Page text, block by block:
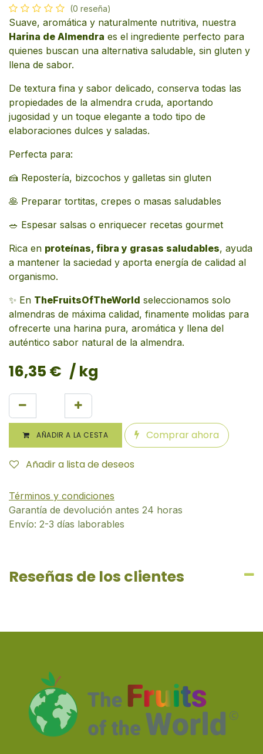
(0 reseña)
Suave, aromática y naturalmente nutritiva, nuestra
Harina de Almendra es el ingrediente perfecto para
quienes buscan una alternativa saludable, sin gluten y
llena de sabor.
De textura fina y sabor delicado, conserva todas las
propiedades de la almendra cruda, aportando
jugosidad y un toque elegante a todo tipo de
elaboraciones dulces y saladas.
Perfecta para:
🍰 Repostería, bizcochos y galletas sin gluten
🥞 Preparar tortitas, crepes o masas saludables
🥗 Espesar salsas o enriquecer recetas gourmet
Rica en proteínas, fibra y grasas saludables, ayuda
a mantener la saciedad y aporta energía de calidad al
organismo.
✨ En TheFruitsOfTheWorld seleccionamos solo
almendras de máxima calidad, finamente molidas para
ofrecerte una harina pura, aromática y llena del
auténtico sabor natural de la almendra.
16,35 € / kg
AÑADIR A LA CESTA Comprar ahora
Añadir a lista de deseos
Términos y condiciones
Garantía de devolución antes 24 horas
Envío: 2-3 días laborables
Reseñas de los clientes